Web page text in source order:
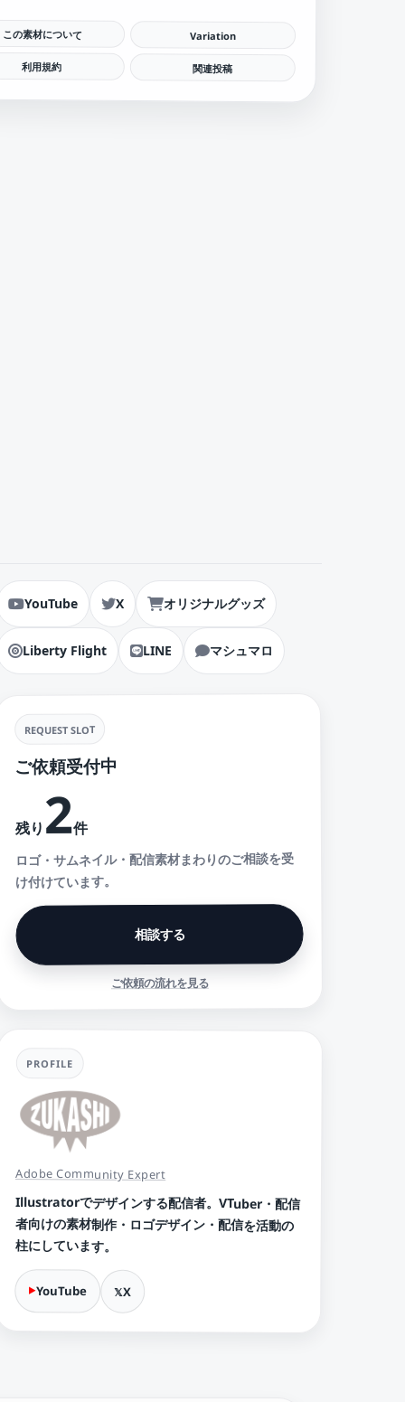
この素材について Variation
利用規約 関連投稿
YouTube X オリジナルグッズ
Liberty Flight LINE マシュマロ
REQUEST SLOT
ご依頼受付中
残り 2件
ロゴ・サムネイル・配信素材まわりのご相談を受
け付けています。
相談する
ご依頼の流れを見る
PROFILE
Adobe Community Expert
Illustratorでデザインする配信者。VTuber・配信
者向けの素材制作・ロゴデザイン・配信を活動の
柱にしています。
YouTube X